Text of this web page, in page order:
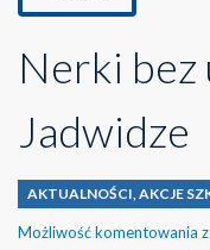
Nerki
Jadwidze
AKTUALNOŚCI AKCJE
Możliwość komentowania